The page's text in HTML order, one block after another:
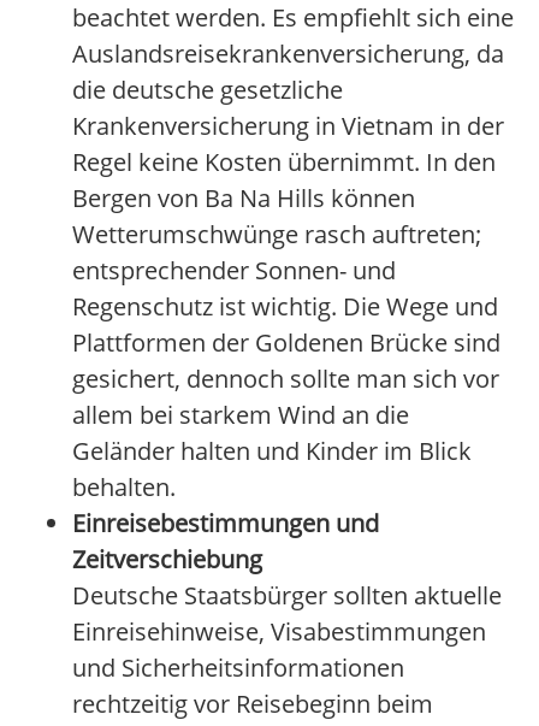
beachtet werden. Es empfiehlt sich eine
Auslandsreisekrankenversicherung, da
die deutsche gesetzliche
Krankenversicherung in Vietnam in der
Regel keine Kosten übernimmt. In den
Bergen von Ba Na Hills können
Wetterumschwünge rasch auftreten;
entsprechender Sonnen- und
Regenschutz ist wichtig. Die Wege und
Plattformen der Goldenen Brücke sind
gesichert, dennoch sollte man sich vor
allem bei starkem Wind an die
Geländer halten und Kinder im Blick
behalten.
Einreisebestimmungen und
Zeitverschiebung
Deutsche Staatsbürger sollten aktuelle
Einreisehinweise, Visabestimmungen
und Sicherheitsinformationen
rechtzeitig vor Reisebeginn beim